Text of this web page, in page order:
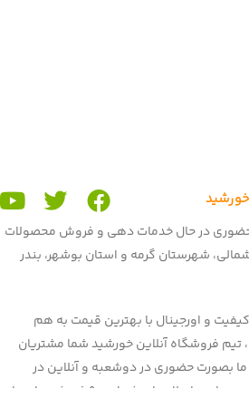
سال بصورت حضوری در حال خدمات دهی و فروش محصولات
شهرستان گرمه و استان بوشهر، بندر
و اورجینال با بهترین قیمت به هم
، تیم فروشگاه آنلاین خورشید شما مشتریان
بصورت حضوری در دوشعبه و آنلاین در
برنامه و سایت باسلام بود. غرفه ی ما در باسلام با بیش از 900 فروش و اعتماد